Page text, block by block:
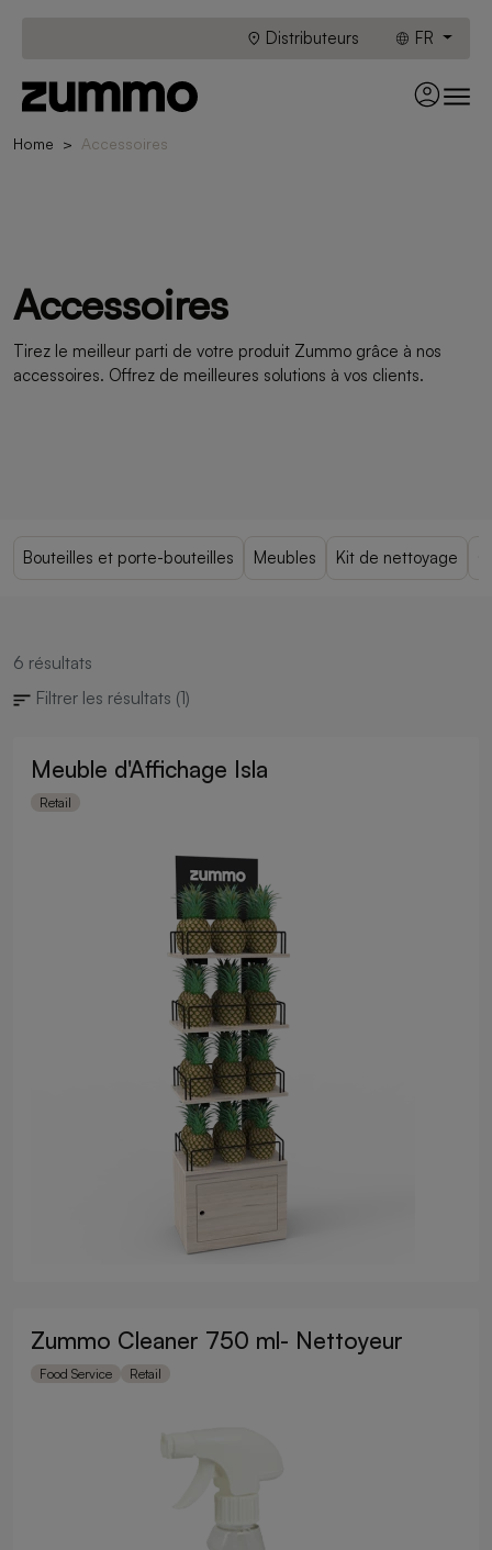
Distributeurs FR
Home Accessoires
Accessoires
Tirez le meilleur parti de votre produit Zummo grâce à nos
accessoires. Offrez de meilleures solutions à vos clients.
Bouteilles et porte-bouteilles Meubles Kit de nettoyage
6 résultats
Filtrer les résultats (1)
Meuble d'Affichage Isla
Retail
Zummo Cleaner 750 ml- Nettoyeur
Food Service Retail